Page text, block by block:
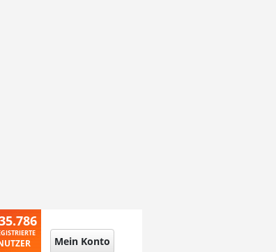
Mein Konto